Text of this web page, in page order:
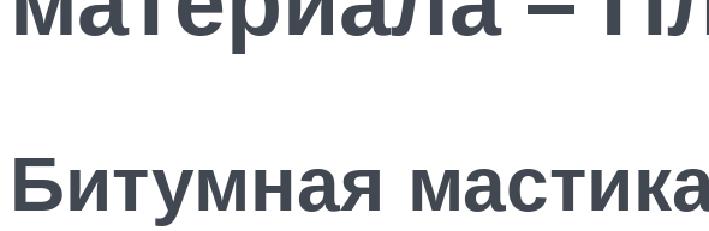
Битумная